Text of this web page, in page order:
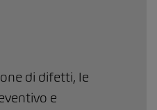
di difetti, le
e